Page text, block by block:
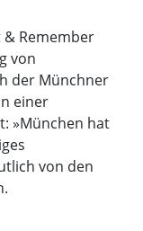
& Remember
von
der Münchner
einer
»München hat
von den